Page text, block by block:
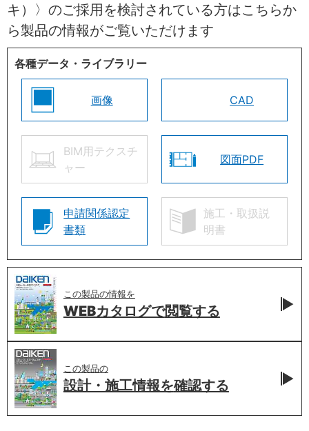
キ）〉のご採用を検討されている方はこちらか
ら製品の情報がご覧いただけます
各種データ・ライブラリー
画像 CAD
BIM用テクスチ
ャー
図面PDF
申請関係認定
書類
施工・取扱説
明書
この製品の情報を
WEBカタログで閲覧する
この製品の
設計・施工情報を確認する